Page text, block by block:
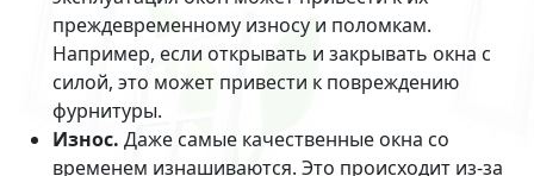
преждевременному износу и поломкам.
Например, если открывать и закрывать окна с
силой, это может привести к повреждению
фурнитуры.
Износ. Даже самые качественные окна со
временем изнашиваются. Это происходит из-за